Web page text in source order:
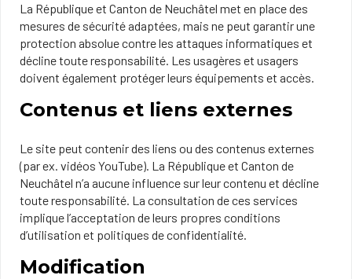
La République et Canton de Neuchâtel met en place des
mesures de sécurité adaptées, mais ne peut garantir une
protection absolue contre les attaques informatiques et
décline toute responsabilité. Les usagères et usagers
doivent également protéger leurs équipements et accès.
Contenus et liens externes
Le site peut contenir des liens ou des contenus externes
(par ex. vidéos YouTube). La République et Canton de
Neuchâtel n’a aucune influence sur leur contenu et décline
toute responsabilité. La consultation de ces services
implique l’acceptation de leurs propres conditions
d’utilisation et politiques de confidentialité.
Modification